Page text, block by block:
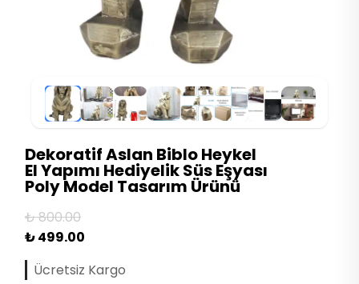
Dekoratif Aslan Biblo Heykel
El Yapımı Hediyelik Süs Eşyası
Poly Model Tasarım Ürünü
₺ 800.00
₺ 499.00
Ücretsiz Kargo